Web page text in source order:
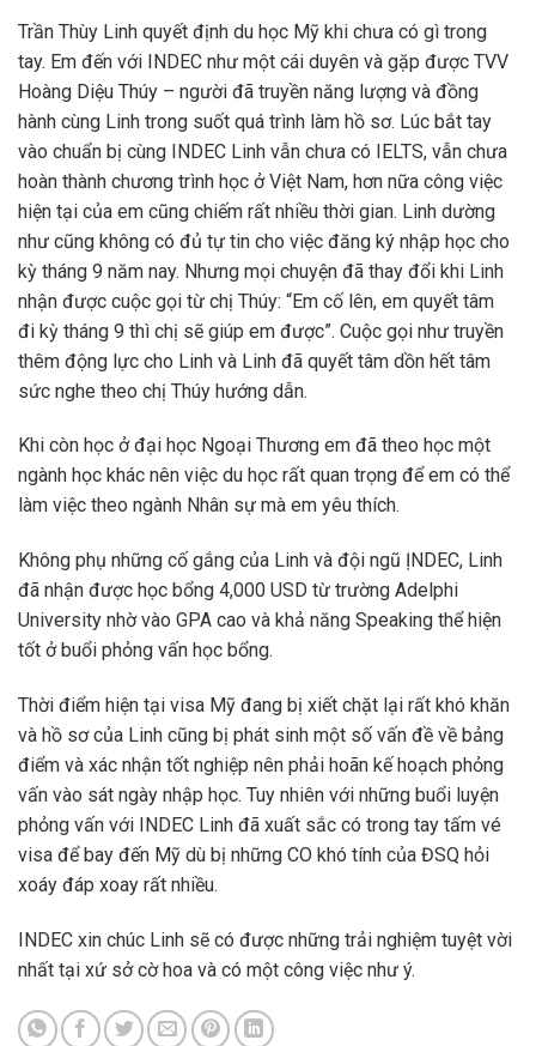
Trần Thùy Linh quyết định du học Mỹ khi chưa có gì trong
tay. Em đến với INDEC như một cái duyên và gặp được TVV
Hoàng Diệu Thúy – người đã truyền năng lượng và đồng
hành cùng Linh trong suốt quá trình làm hồ sơ. Lúc bắt tay
vào chuẩn bị cùng INDEC Linh vẫn chưa có IELTS, vẫn chưa
hoàn thành chương trình học ở Việt Nam, hơn nữa công việc
hiện tại của em cũng chiếm rất nhiều thời gian. Linh dường
như cũng không có đủ tự tin cho việc đăng ký nhập học cho
kỳ tháng 9 năm nay. Nhưng mọi chuyện đã thay đổi khi Linh
nhận được cuộc gọi từ chị Thúy: “Em cố lên, em quyết tâm
đi kỳ tháng 9 thì chị sẽ giúp em được”. Cuộc gọi như truyền
thêm động lực cho Linh và Linh đã quyết tâm dồn hết tâm
sức nghe theo chị Thúy hướng dẫn.
Khi còn học ở đại học Ngoại Thương em đã theo học một
ngành học khác nên việc du học rất quan trọng để em có thể
làm việc theo ngành Nhân sự mà em yêu thích.
Không phụ những cố gắng của Linh và đội ngũ ỊNDEC, Linh
đã nhận được học bổng 4,000 USD từ trường Adelphi
University nhờ vào GPA cao và khả năng Speaking thể hiện
tốt ở buổi phỏng vấn học bổng.
Thời điểm hiện tại visa Mỹ đang bị xiết chặt lại rất khó khăn
và hồ sơ của Linh cũng bị phát sinh một số vấn đề về bảng
điểm và xác nhận tốt nghiệp nên phải hoãn kế hoạch phỏng
vấn vào sát ngày nhập học. Tuy nhiên với những buổi luyện
phỏng vấn với INDEC Linh đã xuất sắc có trong tay tấm vé
visa để bay đến Mỹ dù bị những CO khó tính của ĐSQ hỏi
xoáy đáp xoay rất nhiều.
INDEC xin chúc Linh sẽ có được những trải nghiệm tuyệt vời
nhất tại xứ sở cờ hoa và có một công việc như ý.